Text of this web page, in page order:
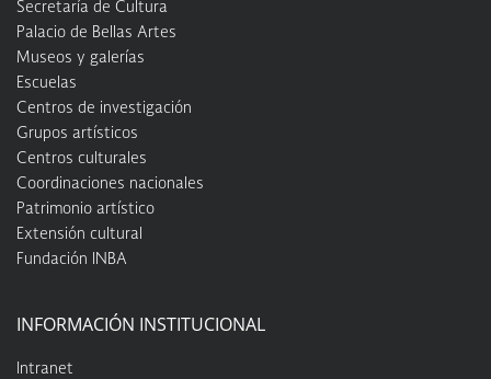
Secretaría de Cultura
Palacio de Bellas Artes
Museos y galerías
Escuelas
Centros de investigación
Grupos artísticos
Centros culturales
Coordinaciones nacionales
Patrimonio artístico
Extensión cultural
Fundación INBA
INFORMACIÓN INSTITUCIONAL
Intranet